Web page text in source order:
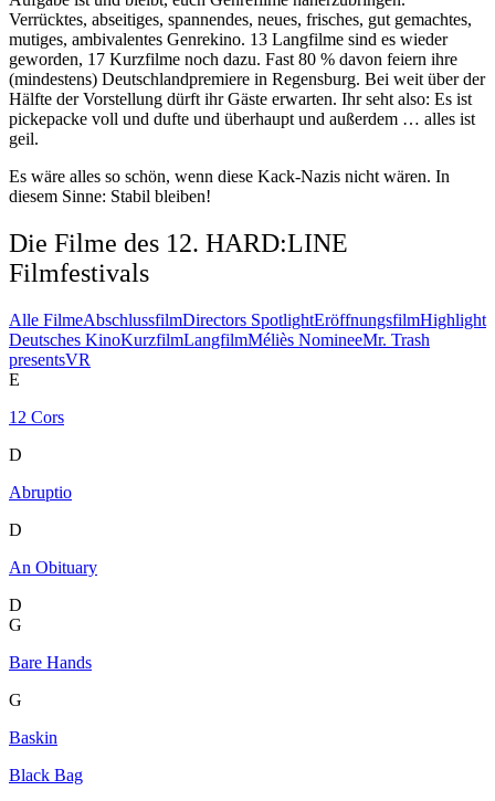
Verrücktes, abseitiges, spannendes, neues, frisches, gut gemachtes,
mutiges, ambivalentes Genrekino. 13 Langfilme sind es wieder
geworden, 17 Kurzfilme noch dazu. Fast 80 % davon feiern ihre
(mindestens) Deutschlandpremiere in Regensburg. Bei weit über der
Hälfte der Vorstellung dürft ihr Gäste erwarten. Ihr seht also: Es ist
pickepacke voll und dufte und überhaupt und außerdem … alles ist
geil.
Es wäre alles so schön, wenn diese Kack-Nazis nicht wären. In
diesem Sinne: Stabil bleiben!
Die Filme des 12. HARD:LINE
Filmfestivals
Alle FilmeAbschlussfilmDirectors SpotlightEröffnungsfilmHighlight
Deutsches KinoKurzfilmLangfilmMéliès NomineeMr. Trash
presentsVR
E
12 Cors
D
Abruptio
D
An Obituary
D
G
Bare Hands
G
Baskin
Black Bag